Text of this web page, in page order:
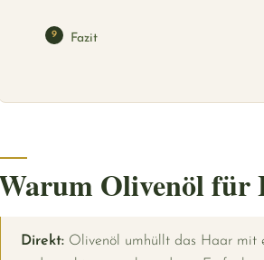
Fazit
Olivenöl
Direkt: Olivenöl umhüllt das Haar mit